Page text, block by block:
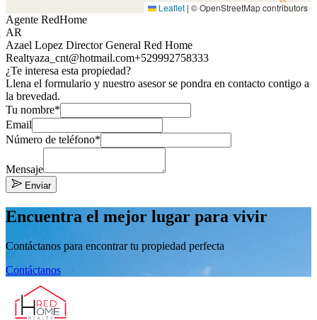
Leaflet | © OpenStreetMap contributors
Agente RedHome
AR
Azael Lopez Director General Red Home
Realtyaza_cnt@hotmail.com+529992758333
¿Te interesa esta propiedad?
Llena el formulario y nuestro asesor se pondra en contacto contigo a
la brevedad.
Tu nombre*
Email
Número de teléfono*
Mensaje
Enviar
Encuentra el mejor lugar para vivir
Contáctanos para encontrar tu propiedad perfecta
Contáctanos